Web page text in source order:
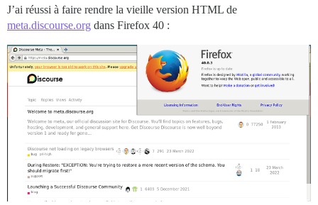
J’ai réussi à faire rendre la vieille version HTML de
meta.discourse.org dans Firefox 40 :